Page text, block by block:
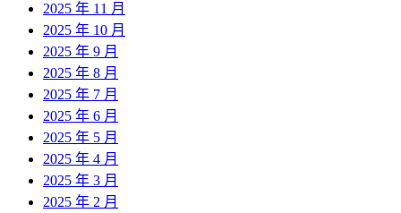
2025 年 11 月
2025 年 10 月
2025 年 9 月
2025 年 8 月
2025 年 7 月
2025 年 6 月
2025 年 5 月
2025 年 4 月
2025 年 3 月
2025 年 2 月